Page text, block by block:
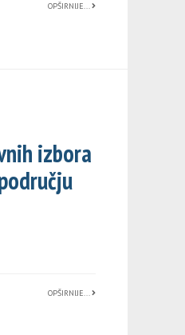
OPŠIRNIJE...
izbora
OPŠIRNIJE...